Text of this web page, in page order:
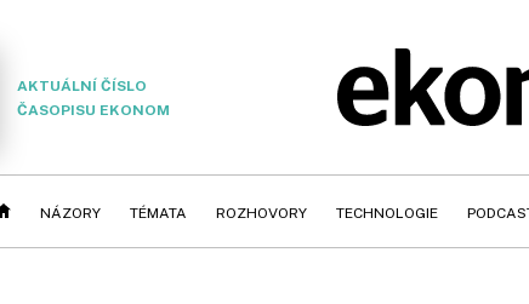
AKTUÁLNÍ ČÍSLO
ČASOPISU EKONOM
NÁZORY TÉMATA ROZHOVORY TECHNOLOGIE